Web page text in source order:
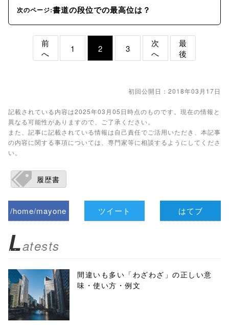
次のページ:書道の段位での最高位は？
前
へ
1 2 3
次
へ
最
後
初回公開日：2018年03月17日
記載されている内容は2025年03月05日時点のものです。現在の情報と
異なる可能性がありますので、ご了承ください。
また、記事に記載されている情報は自己責任でご活用いただき、本記事
の内容に関する事項については、専門家等に相談するようにしてくださ
い。
履歴書
/home/mayone
biz.jp/public_ht
ml/wp-
content/themes
/tapbiz_theme/
ツイート はてブ
Latests
間違いも多い「わざわざ」の正しい意
味・使い方・例文